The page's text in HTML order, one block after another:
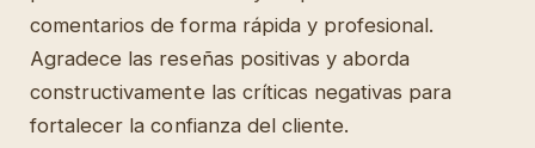
comentarios de forma rápida y profesional.
Agradece las reseñas positivas y aborda
constructivamente las críticas negativas para
fortalecer la confianza del cliente.